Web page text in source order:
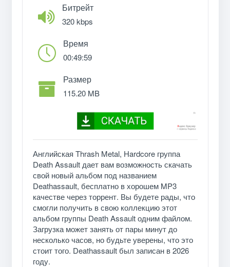
Битрейт
320 kbps
Время
00:49:59
Размер
115.20 MB
Английская Thrash Metal, Hardcore группа
Death Assault дает вам возможность скачать
свой новый альбом под названием
Deathassault, бесплатно в хорошем MP3
качестве через торрент. Вы будете рады, что
смогли получить в свою коллекцию этот
альбом группы Death Assault одним файлом.
Загрузка может занять от пары минут до
несколько часов, но будьте уверены, что это
стоит того. Deathassault был записан в 2026
году.